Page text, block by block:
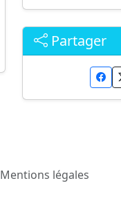
Partager
Mentions légales